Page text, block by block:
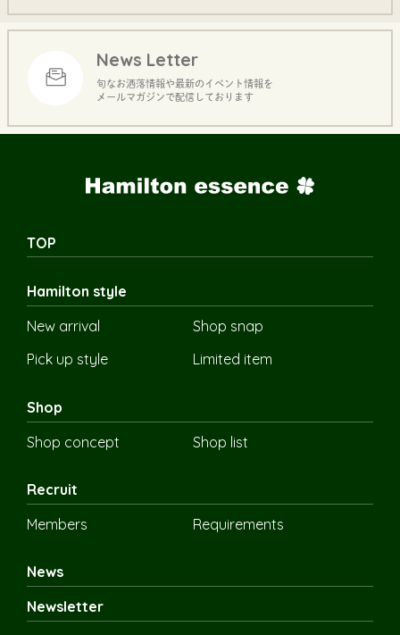
News Letter
旬なお洒落情報や最新のイベント情報を
メールマガジンで配信しております
TOP
Hamilton style
New arrival
Shop snap
Pick up style
Limited item
Shop
Shop concept
Shop list
Recruit
Members
Requirements
News
Newsletter